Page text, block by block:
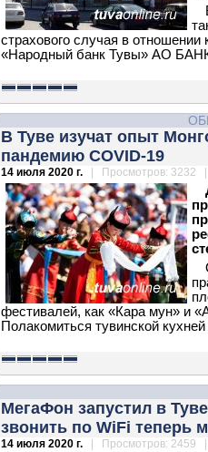
страхового случая в
«Народный банк Тувы» АО
В Туве изучат опыт
пандемию COVID-19
14 июля 2020 г. | Просмотров: 3232
фестивалей, как «Кара мун» и
Полакомиться тувинской
МегаФон запустил в
звонить по WiFi теперь
14 июля 2020 г. | Просмотров: 2459